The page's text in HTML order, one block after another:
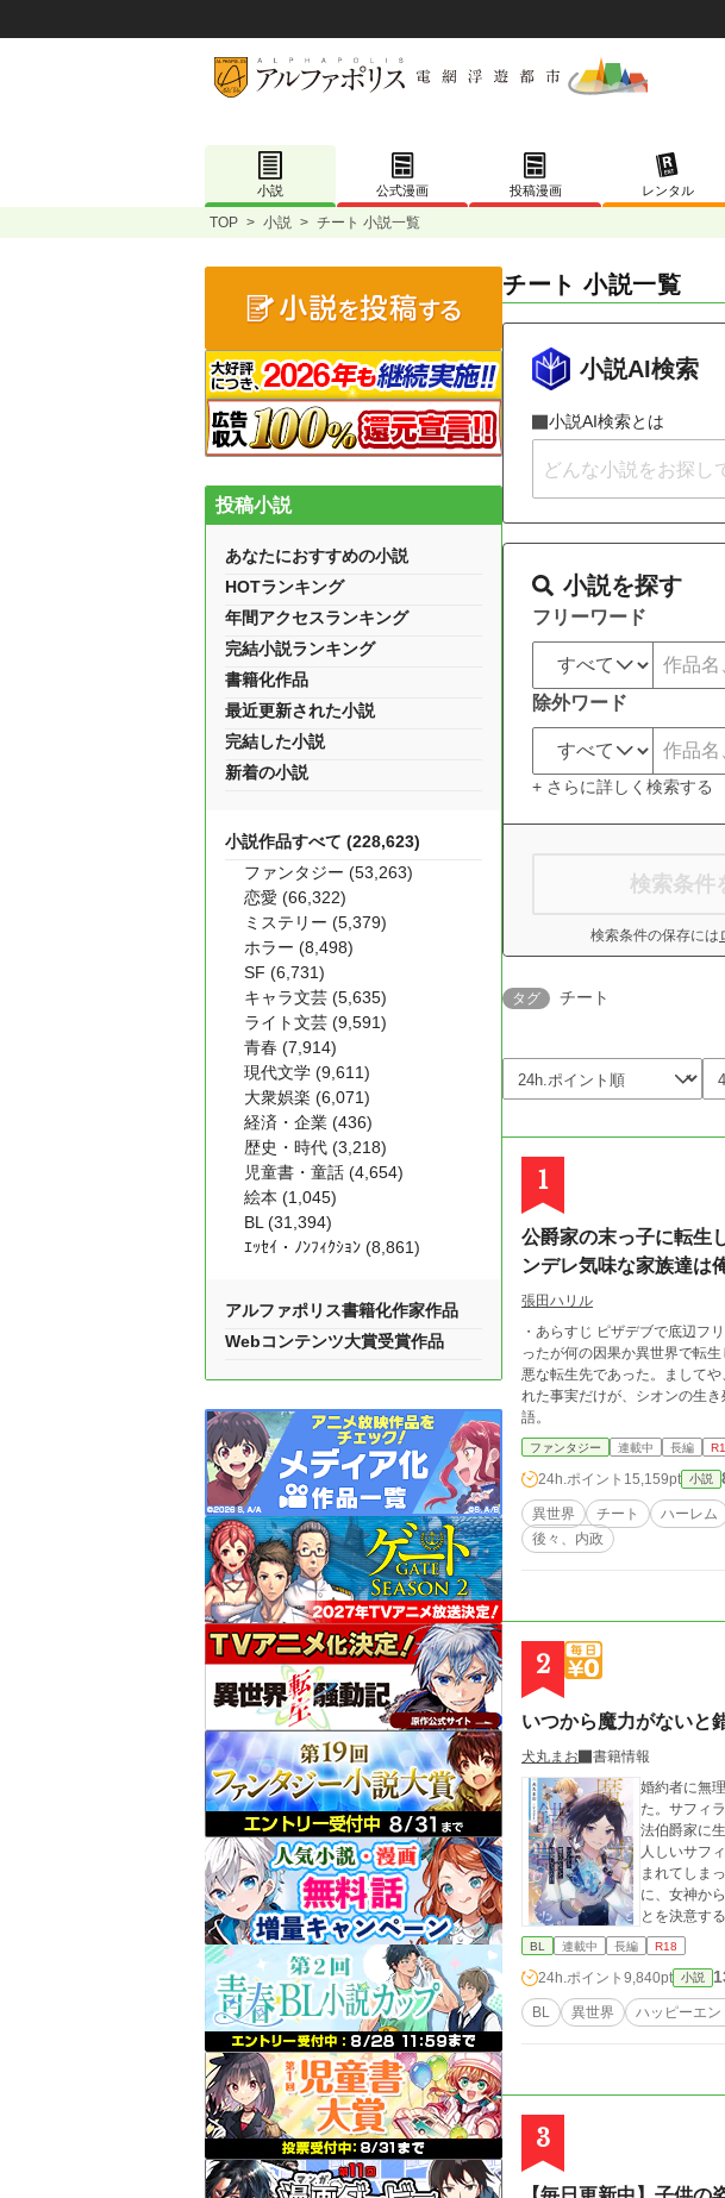
小説 公式漫画 投稿漫画 レンタル
TOP > 小説 > チート 小説一覧
チート 小説一覧
小説AI検索
小説AI検索とは
小説を探す
フリーワード
除外ワード
+ さらに詳しく検索する
検索条件
検索条件の保存には
タグ チート
1
公爵家の末っ子に転生
ンデレ気味な家族達
張田ハリル
・あらすじ ピザデブで底辺フ
ったが何の因果か異世界で転
悪な転生先であった。ましてや、目が覚めた場所
れた事実だけが、シオンの生
語。
ファンタジー 連載中 長編
24h.ポイント 15,159pt 小説
異世界 チート ハーレム
後々、内政
2
いつから魔力がないと
犬丸まお
書籍情報
婚約者に無
た。サフィ
法伯爵家に
人しいサフ
まれてしま
に、女神か
とを決意す
BL 連載中 長編 R18
24h.ポイント 9,840pt 小説
BL 異世界 ハッピーエン
3
投稿小説
あなたにおすすめの小説
HOTランキング
年間アクセスランキング
完結小説ランキング
書籍化作品
最近更新された小説
完結した小説
新着の小説
小説作品すべて (228,623)
ファンタジー (53,263)
恋愛 (66,322)
ミステリー (5,379)
ホラー (8,498)
SF (6,731)
キャラ文芸 (5,635)
ライト文芸 (9,591)
青春 (7,914)
現代文学 (9,611)
大衆娯楽 (6,071)
経済・企業 (436)
歴史・時代 (3,218)
児童書・童話 (4,654)
絵本 (1,045)
BL (31,394)
ｴｯｾｲ・ﾉﾝﾌｨｸｼｮﾝ (8,861)
アルファポリス書籍化作家作品
Webコンテンツ大賞受賞作品